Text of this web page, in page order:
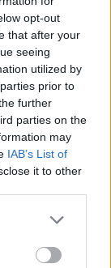
opt-out
that after your
seeing
utilized by
prior to
further
parties on the
may
IAB’s List of
it to other